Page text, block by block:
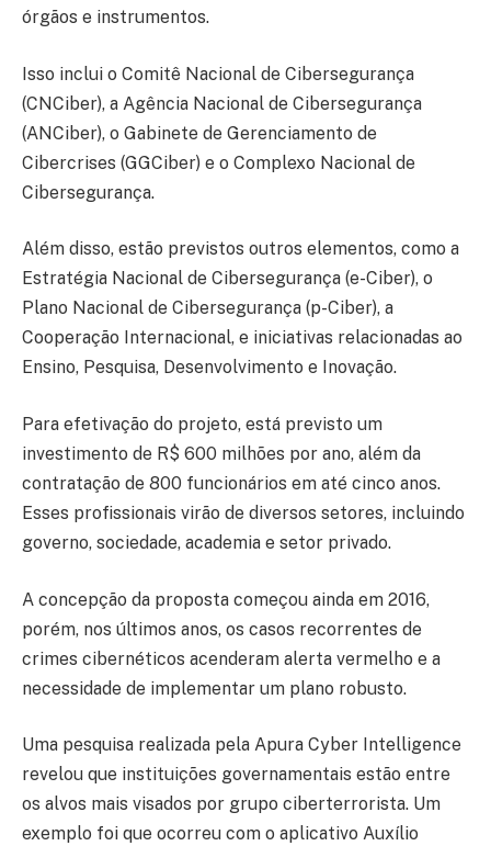
órgãos e instrumentos.
Isso inclui o Comitê Nacional de Cibersegurança
(CNCiber), a Agência Nacional de Cibersegurança
(ANCiber), o Gabinete de Gerenciamento de
Cibercrises (GGCiber) e o Complexo Nacional de
Cibersegurança.
Além disso, estão previstos outros elementos, como a
Estratégia Nacional de Cibersegurança (e-Ciber), o
Plano Nacional de Cibersegurança (p-Ciber), a
Cooperação Internacional, e iniciativas relacionadas ao
Ensino, Pesquisa, Desenvolvimento e Inovação.
Para efetivação do projeto, está previsto um
investimento de R$ 600 milhões por ano, além da
contratação de 800 funcionários em até cinco anos.
Esses profissionais virão de diversos setores, incluindo
governo, sociedade, academia e setor privado.
A concepção da proposta começou ainda em 2016,
porém, nos últimos anos, os casos recorrentes de
crimes cibernéticos acenderam alerta vermelho e a
necessidade de implementar um plano robusto.
Uma pesquisa realizada pela Apura Cyber Intelligence
revelou que instituições governamentais estão entre
os alvos mais visados por grupo ciberterrorista. Um
exemplo foi que ocorreu com o aplicativo Auxílio